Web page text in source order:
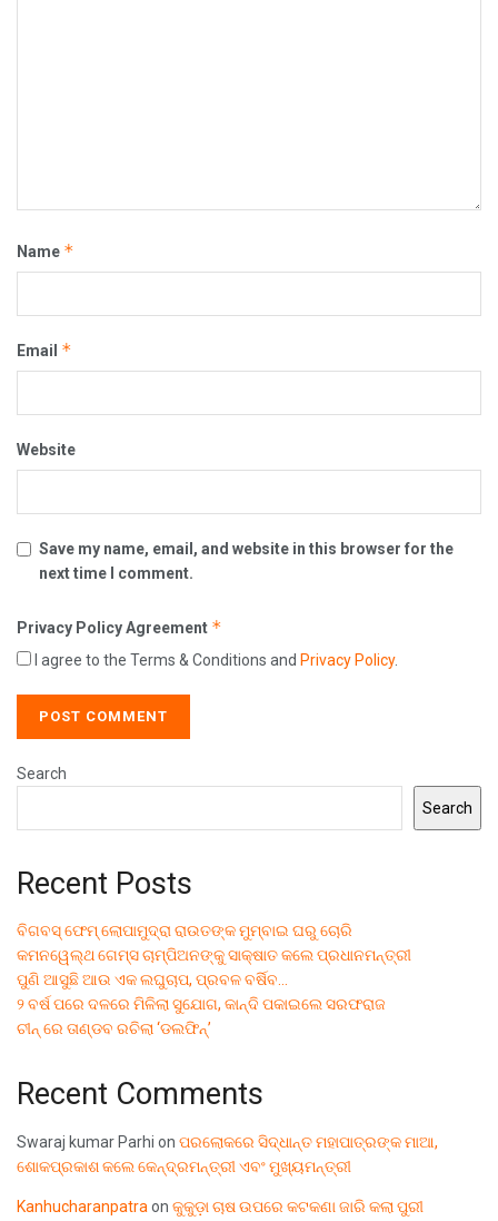
Name *
Email *
Website
Save my name, email, and website in this browser for the
next time I comment.
Privacy Policy Agreement *
I agree to the Terms & Conditions and Privacy Policy.
Search
Search
Recent Posts
ବିଗବସ୍ ଫେମ୍ ଲୋପାମୁଦ୍ରା ରାଉତଙ୍କ ମୁମ୍ବାଇ ଘରୁ ଚୋରି
କମନୱେଲ୍ଥ ଗେମ୍ସ ଚାମ୍ପିଅନଙ୍କୁ ସାକ୍ଷାତ କଲେ ପ୍ରଧାନମନ୍ତ୍ରୀ
ପୁଣି ଆସୁଛି ଆଉ ଏକ ଲଘୁଚାପ, ପ୍ରବଳ ବର୍ଷିବ…
୨ ବର୍ଷ ପରେ ଦଳରେ ମିଳିଲା ସୁଯୋଗ, କାନ୍ଦି ପକାଇଲେ ସରଫରାଜ
ଚୀନ୍ ରେ ତାଣ୍ଡବ ରଚିଲା ‘ଡଲଫିନ୍’
Recent Comments
Swaraj kumar Parhi on ପରଲୋକରେ ସିଦ୍ଧାନ୍ତ ମହାପାତ୍ରଙ୍କ ମାଆ,
ଶୋକପ୍ରକାଶ କଲେ କେନ୍ଦ୍ରମନ୍ତ୍ରୀ ଏବଂ ମୁଖ୍ୟମନ୍ତ୍ରୀ
Kanhucharanpatra on କୁକୁଡ଼ା ଚାଷ ଉପରେ କଟକଣା ଜାରି କଲା ପୁରୀ